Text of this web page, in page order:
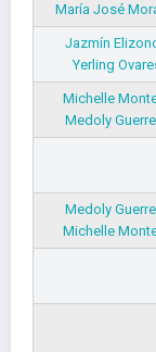
María José
Jazmín
Yerling
Michelle
Medoly
Medoly
Michelle